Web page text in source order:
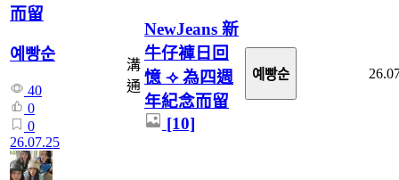
而留
예빵순
40
0
0
26.07.25
溝
通
NewJeans 新
牛仔褲日回
憶 ⟢ 為四週
年紀念而留
[10]
예빵순